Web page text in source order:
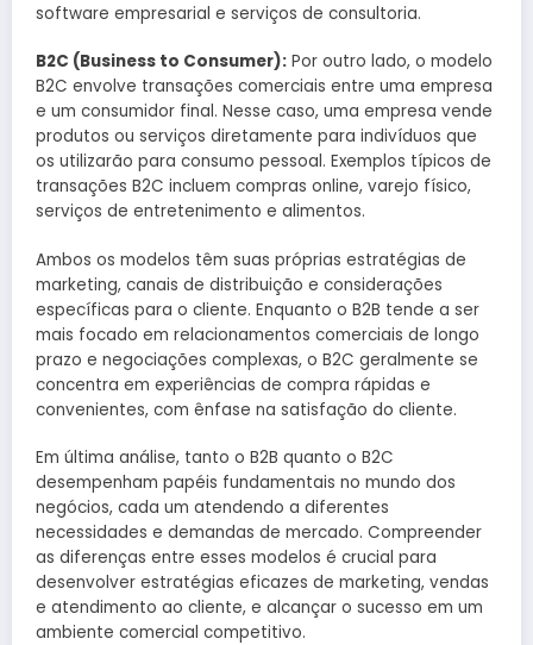
software empresarial e serviços de consultoria.
B2C (Business to Consumer): Por outro lado, o modelo
B2C envolve transações comerciais entre uma empresa
e um consumidor final. Nesse caso, uma empresa vende
produtos ou serviços diretamente para indivíduos que
os utilizarão para consumo pessoal. Exemplos típicos de
transações B2C incluem compras online, varejo físico,
serviços de entretenimento e alimentos.
Ambos os modelos têm suas próprias estratégias de
marketing, canais de distribuição e considerações
específicas para o cliente. Enquanto o B2B tende a ser
mais focado em relacionamentos comerciais de longo
prazo e negociações complexas, o B2C geralmente se
concentra em experiências de compra rápidas e
convenientes, com ênfase na satisfação do cliente.
Em última análise, tanto o B2B quanto o B2C
desempenham papéis fundamentais no mundo dos
negócios, cada um atendendo a diferentes
necessidades e demandas de mercado. Compreender
as diferenças entre esses modelos é crucial para
desenvolver estratégias eficazes de marketing, vendas
e atendimento ao cliente, e alcançar o sucesso em um
ambiente comercial competitivo.